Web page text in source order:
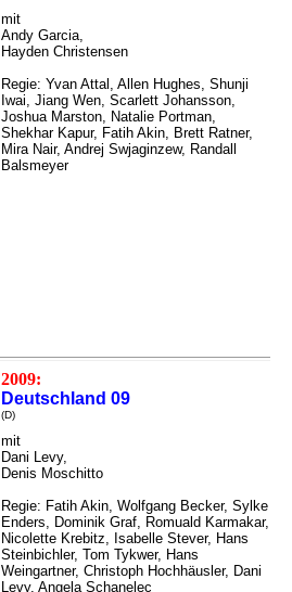
mit
Andy Garcia,
Hayden Christensen
Regie: Yvan Attal, Allen Hughes, Shunji
Iwai, Jiang Wen, Scarlett Johansson,
Joshua Marston, Natalie Portman,
Shekhar Kapur, Fatih Akin, Brett Ratner,
Mira Nair, Andrej Swjaginzew, Randall
Balsmeyer
2009:
Deutschland 09
(D)
mit
Dani Levy,
Denis Moschitto
Regie: Fatih Akin, Wolfgang Becker, Sylke
Enders, Dominik Graf, Romuald Karmakar,
Nicolette Krebitz, Isabelle Stever, Hans
Steinbichler, Tom Tykwer, Hans
Weingartner, Christoph Hochhäusler, Dani
Levy, Angela Schanelec